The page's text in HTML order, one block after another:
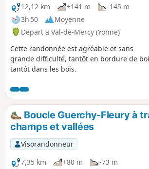
12,12 km
+141 m
-145 m
3h 50
Moyenne
Départ à Val-de-Mercy (Yonne)
Cette randonnée est agréable et sans
grande difficulté, tantôt en bordure de
tantôt dans les bois.
Boucle Guerchy-Fleury à
champs et vallées
Visorandonneur
7,35 km
+80 m -73 m